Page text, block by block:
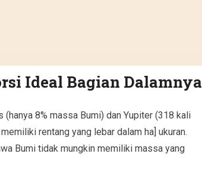
Ideal Bagian Dalamnya
8% massa Bumi) dan Yupiter (318 kali
rentang yang lebar dalam ha] ukuran.
Bumi tidak mungkin memiliki massa yang